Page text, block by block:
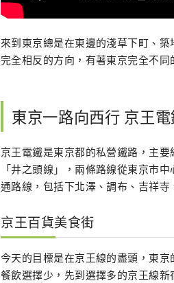
來到東京總是在東邊的淺草下町、
完全相反的方向，有著東京完全不
東京一路向西行 京王
京王電鐵是東京都的私營鐵路，主
「井之頭線」，兩條路線從東京市
通路線，包括下北澤、調布、吉祥
京王百貨美食街
今天的目標是在京王線的盡頭，東
餐飲選擇少，先到選擇多的京王線